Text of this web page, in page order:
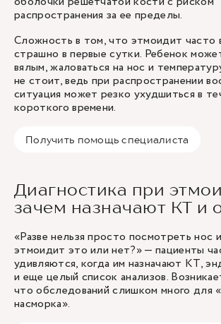
распространения за ее пределы.
Сложность в том, что этмоидит часто
страшно в первые сутки. Ребенок
вялым, жаловаться на нос и
не стоит, ведь при распространении
ситуация может резко ухудшиться в
короткого времени.
Получить помощь специалиста
Диагностика при
зачем назначают КТ и
«Разве нельзя просто посмотреть нос
этмоидит это или нет?» — пациенты
удивляются, когда им назначают КТ,
и еще целый список анализов.
что обследований слишком много для
насморка».